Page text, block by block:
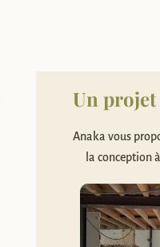
Un
Anaka vous
la conception